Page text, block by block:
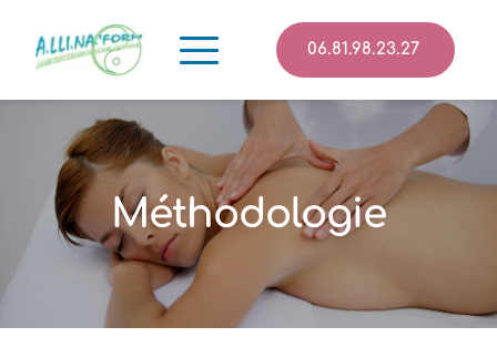
06.81.98.23.27
Méthodologie